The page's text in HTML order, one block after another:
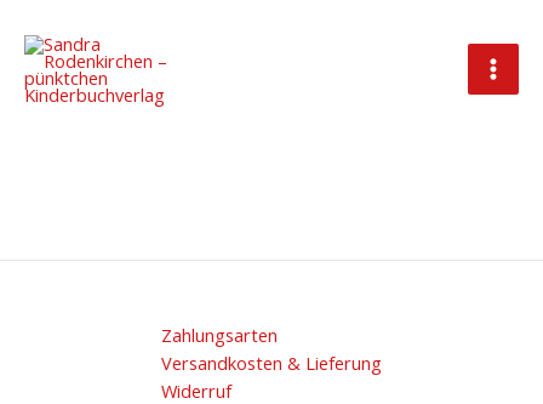
Inhalt
springen
Echtheit von Bewertungen
Zahlungsarten
Versandkosten & Lieferung
Widerruf